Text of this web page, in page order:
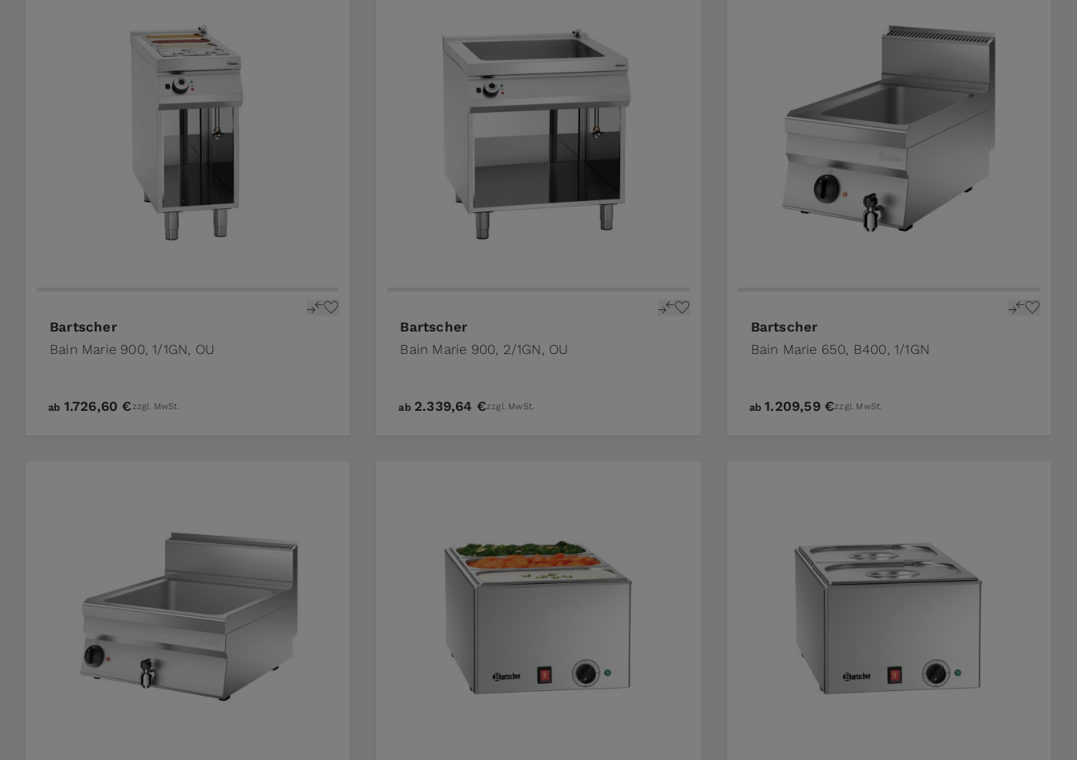
Bartscher
Bain Marie 900, 1/1GN, OU
ab 1.726,60 €zzgl. MwSt.
Bartscher
Bain Marie 900, 2/1GN, OU
ab 2.339,64 €zzgl. MwSt.
Bartscher
Bain Marie 650, B400, 1/1GN
ab 1.209,59 €zzgl. MwSt.